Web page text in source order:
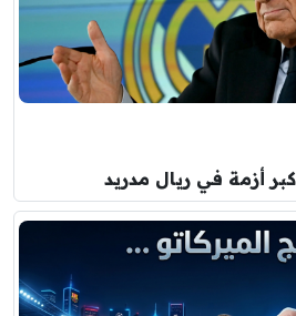
مباراة ودية
برشلونة
أزمة في ريال مدريد